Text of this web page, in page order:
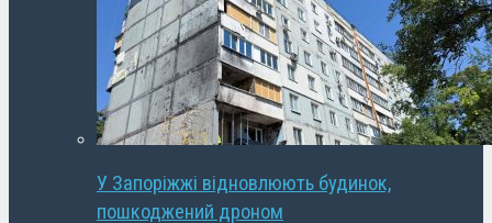
У Запоріжжі відновлюють будинок,
пошкоджений дроном